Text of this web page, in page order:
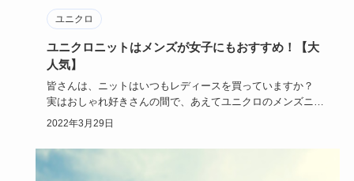
ユニクロ
ユニクロニットはメンズが女子にもおすすめ！【大
人気】
皆さんは、ニットはいつもレディースを買っていますか？
実はおしゃれ好きさんの間で、あえてユニクロのメンズニッ
トをチョイス…
2022年3月29日